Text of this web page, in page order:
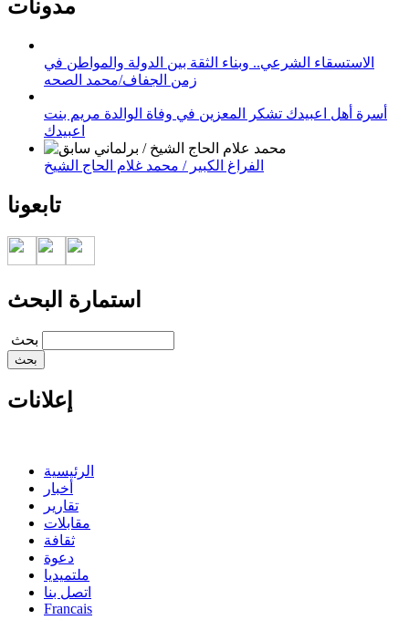
مدونات
الاستسقاء الشرعي.. وبناء الثقة بين الدولة والمواطن في
زمن الجفاف/محمد الصحه
أسرة أهل اعبيدك تشكر المعزين في وفاة الوالدة مريم بنت
اعبيدك
الفراغ الكبير / محمد غلام الحاج الشيخ
تابعونا
استمارة البحث
‏بحث ‏
إعلانات
الرئيسية
أخبار
تقارير
مقابلات
ثقافة
دعوة
ملتميديا
اتصل بنا
Francais